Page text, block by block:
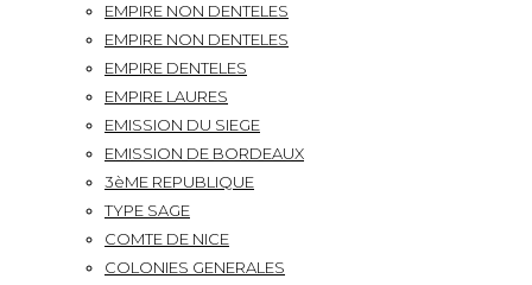
EMPIRE NON DENTELES
EMPIRE NON DENTELES
EMPIRE DENTELES
EMPIRE LAURES
EMISSION DU SIEGE
EMISSION DE BORDEAUX
3èME REPUBLIQUE
TYPE SAGE
COMTE DE NICE
COLONIES GENERALES